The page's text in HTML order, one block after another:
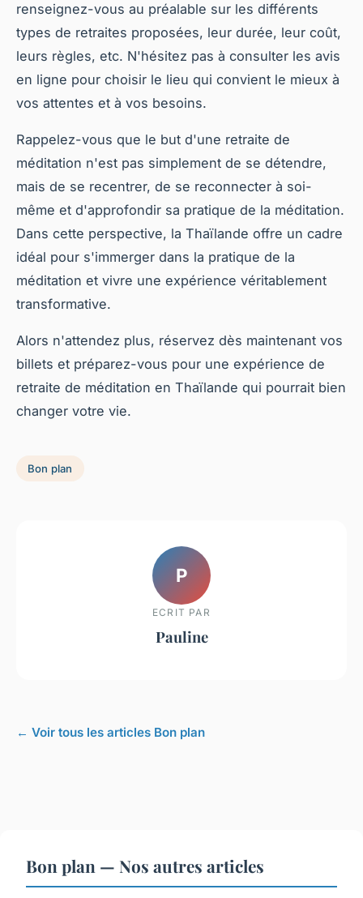
renseignez-vous au préalable sur les différents
types de retraites proposées, leur durée, leur coût,
leurs règles, etc. N'hésitez pas à consulter les avis
en ligne pour choisir le lieu qui convient le mieux à
vos attentes et à vos besoins.
Rappelez-vous que le but d'une retraite de
méditation n'est pas simplement de se détendre,
mais de se recentrer, de se reconnecter à soi-
même et d'approfondir sa pratique de la méditation.
Dans cette perspective, la Thaïlande offre un cadre
idéal pour s'immerger dans la pratique de la
méditation et vivre une expérience véritablement
transformative.
Alors n'attendez plus, réservez dès maintenant vos
billets et préparez-vous pour une expérience de
retraite de méditation en Thaïlande qui pourrait bien
changer votre vie.
Bon plan
P
ECRIT PAR
Pauline
← Voir tous les articles Bon plan
Bon plan — Nos autres articles